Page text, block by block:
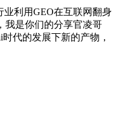
业利用GEO在互联网翻身
我是你们的分享官凌哥
代的发展下新的产物，